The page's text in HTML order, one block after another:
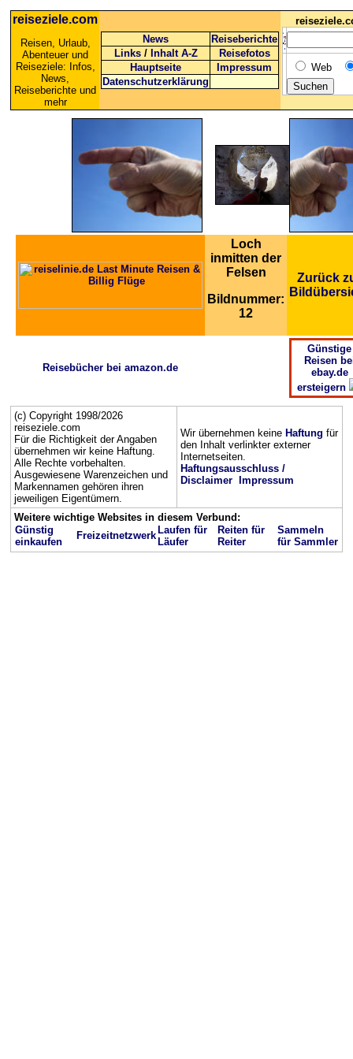
reiseziele.com
Reisen, Urlaub,
Abenteuer und
Reiseziele: Infos,
News,
Reiseberichte und
mehr
News
Reiseberichte
Links / Inhalt A-Z
Reisefotos
Hauptseite
Impressum
Datenschutzerklärung
Web
Loch
inmitten der
Felsen
Bildnummer:
12
Zurück
Reisebücher bei amazon.de
Günstige
Reisen
ebay.de
ersteigern
(c) Copyright 1998/2026
reiseziele.com
Für die Richtigkeit der Angaben
übernehmen wir keine Haftung.
Alle Rechte vorbehalten.
Ausgewiesene Warenzeichen und
Markennamen gehören ihren
jeweiligen Eigentümern.
Wir übernehmen keine Haftung für
den Inhalt verlinkter externer
Internetseiten.
Haftungsausschluss /
Disclaimer
Impressum
Weitere wichtige Websites in diesem Verbund:
Günstig
einkaufen
Freizeitnetzwerk Laufen für
Läufer
Reiten für
Reiter
Sammeln
für Sammler